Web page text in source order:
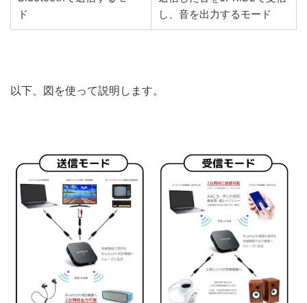
ド
し、音を出力するモード
以下、図を使って説明します。